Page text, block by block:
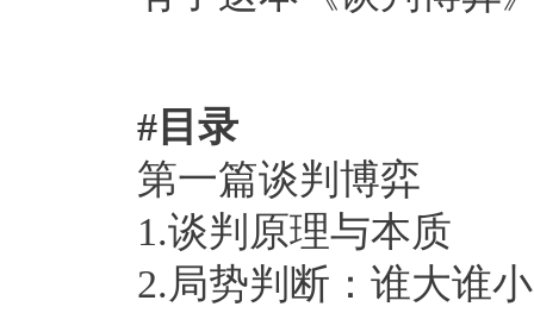
#目录
第一篇谈判博弈
1.谈判原理与本质
2.局势判断：谁大谁小